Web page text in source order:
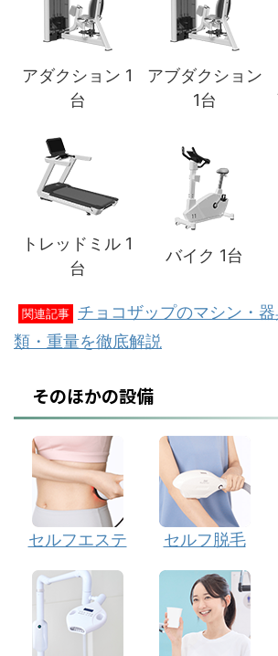
アダクション 1
台
アブダクション
1台
トレッドミル 1
台
バイク 1台
関連記事
チョコザップのマシン・
類・重量を徹底解説
そのほかの設備
セルフエステ セルフ脱毛